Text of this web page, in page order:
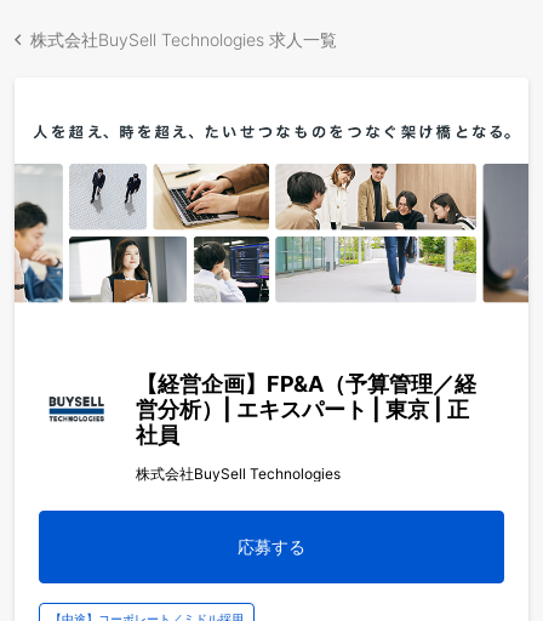
株式会社BuySell Technologies 求人一覧
【経営企画】FP&A（予算管理／経
営分析）| エキスパート | 東京 | 正
社員
株式会社BuySell Technologies
応募する